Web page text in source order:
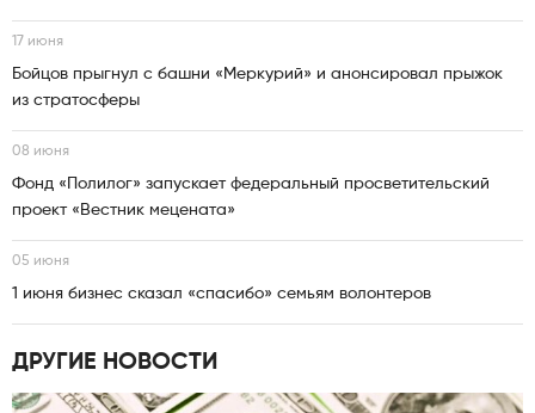
17 июня
Бойцов прыгнул с башни «Меркурий» и анонсировал прыжок
из стратосферы
08 июня
Фонд «Полилог» запускает федеральный просветительский
проект «Вестник мецената»
05 июня
1 июня бизнес сказал «спасибо» семьям волонтеров
ДРУГИЕ НОВОСТИ